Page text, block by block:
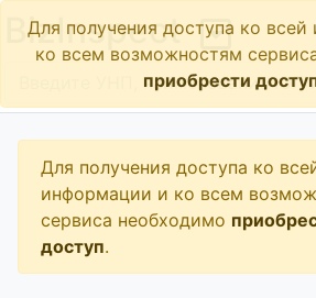
BizInspect
Для получения доступа ко
ко всем возможностям
приобрести
Для получения доступа ко
информации и ко всем
сервиса необходимо
доступ.